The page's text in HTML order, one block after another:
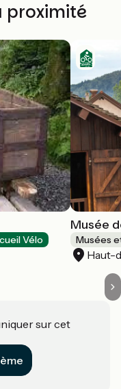
proximité
Vélo
Musée
Musées
Haut-
sur cet